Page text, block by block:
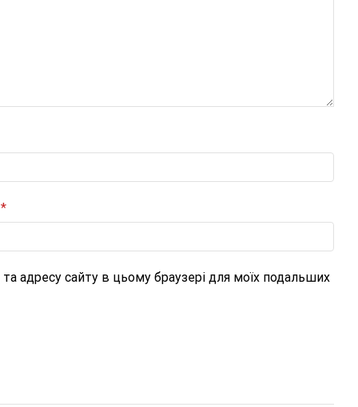
*
адресу сайту в цьому браузері для моїх подальших